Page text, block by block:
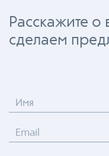
Расскажите
сделаем
Имя
Email